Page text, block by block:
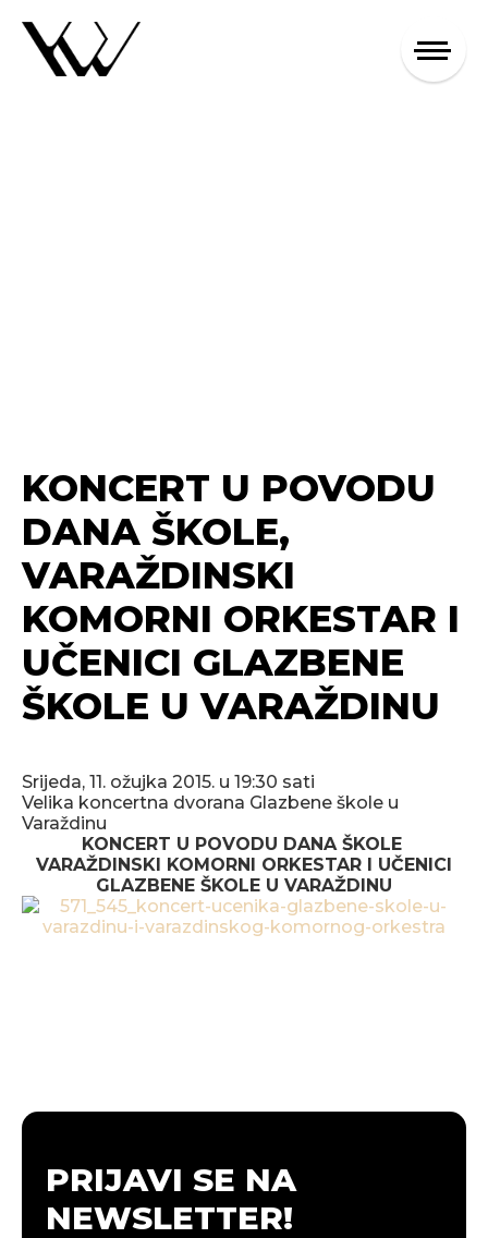
KONCERT U POVODU
DANA ŠKOLE,
VARAŽDINSKI
KOMORNI ORKESTAR I
UČENICI GLAZBENE
ŠKOLE U VARAŽDINU
Srijeda, 11. ožujka 2015. u 19:30 sati
Velika koncertna dvorana Glazbene škole u
Varaždinu
KONCERT U POVODU DANA ŠKOLE
VARAŽDINSKI KOMORNI ORKESTAR I UČENICI
GLAZBENE ŠKOLE U VARAŽDINU
PRIJAVI SE NA
NEWSLETTER!